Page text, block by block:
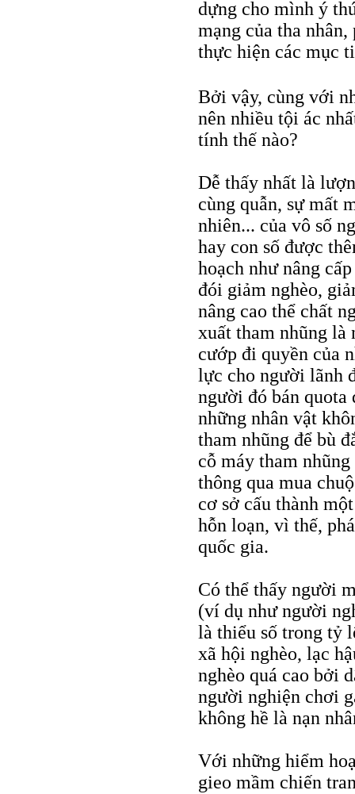
dựng cho mình ý
mạng của tha
thực hiện các mục
Bởi vậy, cùng với
nên nhiều tội ác
tính thế nào?
Dễ thấy nhất là
cùng quẫn, sự mất
nhiên... của vô số
hay con số được
hoạch như nâng
đói giảm nghèo,
nâng cao thể chất
xuất tham nhũng là
cướp đi quyền của
lực cho người lãnh
người đó bán
những nhân vật
tham nhũng để bù
cỗ máy tham
thông qua mua
cơ sở cấu thành
hỗn loạn, vì thế,
quốc gia.
Có thể thấy người
(ví dụ như người
là thiểu số trong tỷ
xã hội nghèo, lạc
nghèo quá cao bởi
người nghiện chơi
không hề là nạn
Với những hiểm
gieo mầm chiến